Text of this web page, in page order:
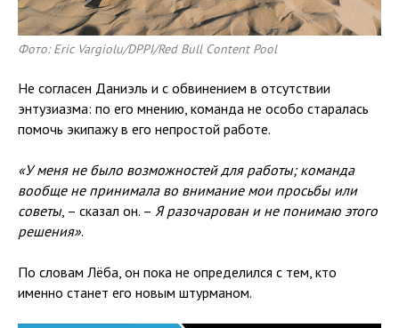
Фото: Eric Vargiolu/DPPI/Red Bull Content Pool
Не согласен Даниэль и с обвинением в отсутствии
энтузиазма: по его мнению, команда не особо старалась
помочь экипажу в его непростой работе.
«У меня не было возможностей для работы; команда
вообще не принимала во внимание мои просьбы или
советы, – сказал он. – Я разочарован и не понимаю этого
решения».
По словам Лёба, он пока не определился с тем, кто
именно станет его новым штурманом.